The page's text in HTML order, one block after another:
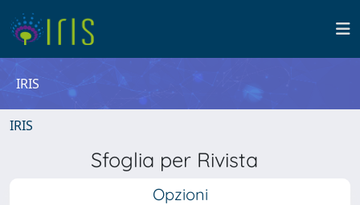
IRIS
IRIS
Sfoglia per Rivista
Opzioni